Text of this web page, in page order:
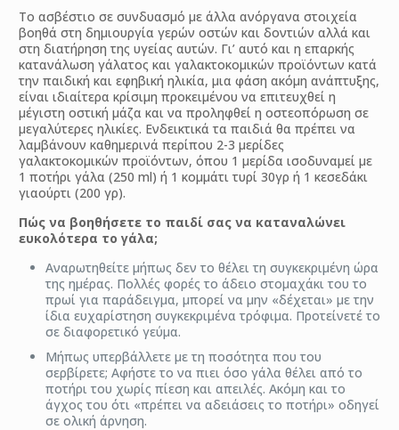
Το ασβέστιο σε συνδυασμό με άλλα ανόργανα στοιχεία
βοηθά στη δημιουργία γερών οστών και δοντιών αλλά και
στη διατήρηση της υγείας αυτών. Γι’ αυτό και η επαρκής
κατανάλωση γάλατος και γαλακτοκομικών προϊόντων κατά
την παιδική και εφηβική ηλικία, μια φάση ακόμη ανάπτυξης,
είναι ιδιαίτερα κρίσιμη προκειμένου να επιτευχθεί η
μέγιστη οστική μάζα και να προληφθεί η οστεοπόρωση σε
μεγαλύτερες ηλικίες. Ενδεικτικά τα παιδιά θα πρέπει να
λαμβάνουν καθημερινά περίπου 2-3 μερίδες
γαλακτοκομικών προϊόντων, όπου 1 μερίδα ισοδυναμεί με
1 ποτήρι γάλα (250 ml) ή 1 κομμάτι τυρί 30γρ ή 1 κεσεδάκι
γιαούρτι (200 γρ).
Πώς να βοηθήσετε το παιδί σας να καταναλώνει
ευκολότερα το γάλα;
Αναρωτηθείτε μήπως δεν το θέλει τη συγκεκριμένη ώρα
της ημέρας. Πολλές φορές το άδειο στομαχάκι του το
πρωί για παράδειγμα, μπορεί να μην «δέχεται» με την
ίδια ευχαρίστηση συγκεκριμένα τρόφιμα. Προτείνετέ το
σε διαφορετικό γεύμα.
Μήπως υπερβάλλετε με τη ποσότητα που του
σερβίρετε; Αφήστε το να πιει όσο γάλα θέλει από το
ποτήρι του χωρίς πίεση και απειλές. Ακόμη και το
άγχος του ότι «πρέπει να αδειάσεις το ποτήρι» οδηγεί
σε ολική άρνηση.